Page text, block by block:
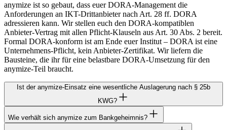
anymize ist so gebaut, dass euer DORA-Management die
Anforderungen an IKT-Drittanbieter nach Art. 28 ff. DORA
adressieren kann. Wir stellen euch den DORA-kompatiblen
Anbieter-Vertrag mit allen Pflicht-Klauseln aus Art. 30 Abs. 2 bereit.
Formal DORA-konform ist am Ende euer Institut – DORA ist eine
Unternehmens-Pflicht, kein Anbieter-Zertifikat. Wir liefern die
Bausteine, die ihr für eine belastbare DORA-Umsetzung für den
anymize-Teil braucht.
Ist der anymize-Einsatz eine wesentliche Auslagerung nach § 25b
KWG?
Wie verhält sich anymize zum Bankgeheimnis?